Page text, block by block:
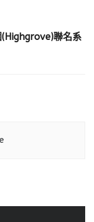
(Highgrove)聯名系